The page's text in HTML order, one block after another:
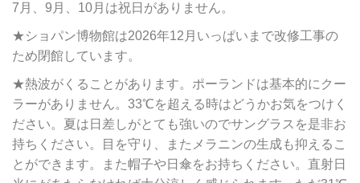
7月、9月、10月は祝日がありません。
★ショパン博物館は2026年12月いっぱいまで改修工事の
ため閉館しています。
★熱波がくることがあります。ポーランドは基本的にクー
ラーがありません。33℃を超える時はどうかお気をつけく
ださい。夏は日差しがとても強いのでサングラスを是非お
持ちください。目を守り、またメラニンの生成も抑えるこ
とができます。また帽子や日傘をお持ちください。直射日